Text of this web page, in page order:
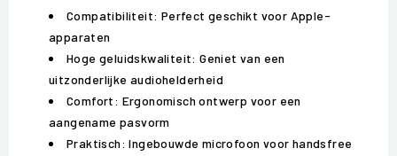
Compatibiliteit: Perfect geschikt voor Apple-
apparaten
Hoge geluidskwaliteit: Geniet van een
uitzonderlijke audiohelderheid
Comfort: Ergonomisch ontwerp voor een
aangename pasvorm
Praktisch: Ingebouwde microfoon voor handsfree